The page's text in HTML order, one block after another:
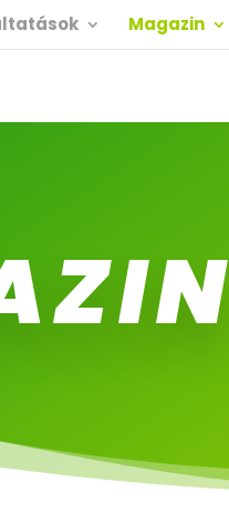
Magazin